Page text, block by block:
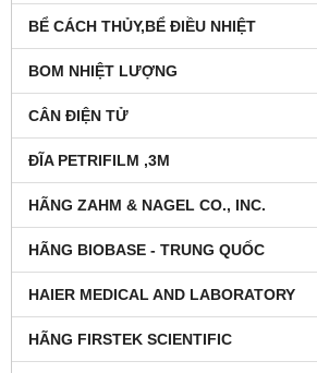
BỂ CÁCH THỦY,BỂ ĐIỀU NHIỆT
BOM NHIỆT LƯỢNG
CÂN ĐIỆN TỬ
ĐĨA PETRIFILM ,3M
HÃNG ZAHM & NAGEL CO., INC.
HÃNG BIOBASE - TRUNG QUỐC
HAIER MEDICAL AND LABORATORY
HÃNG FIRSTEK SCIENTIFIC